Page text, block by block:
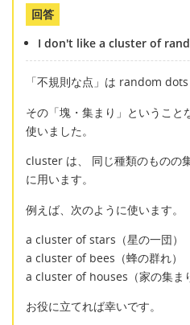
回答
I don't like a cluster of
「不規則な点」は random
その「塊・集まり」というこ
使いました。
cluster は、 同じ種類のものの
に用います。
例えば、次のように使います。
a cluster of stars（星の一団）
a cluster of bees（蜂の群れ）
a cluster of houses（家の集ま
お役に立てれば幸いです。